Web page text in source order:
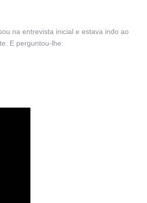
na entrevista inicial e estava indo ao
E perguntou-lhe: